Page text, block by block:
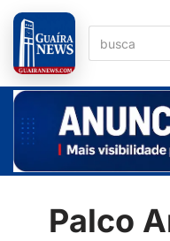
Pular
para
o
conteúdo
Palco